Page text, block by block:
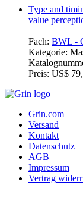
Type and
value
Fach: BWL -
Kategorie:
Preis: US$
Grin.com
Versand
Kontakt
Datenschutz
AGB
Impressum
Vertrag